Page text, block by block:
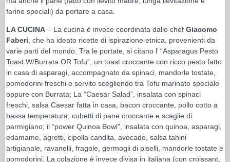
farine speciali) da portare a casa.
LA CUCINA – La cucina è invece coordinata dallo chef Giacomo
Faberi , che ha ideato ricette di ispirazione etnica, provenienti da
varie parti del mondo. Tra le portate, si citano l’ “Asparagus Pesto
Toast W/Burrata OR Tofu”, un toast croccante con ricco pesto fatto
in casa di asparagi, accompagnato da spinaci, mandorle tostate,
pomodorini freschi e servito scegliendo tra Tofu marinato speciale
oppure con Burrata; La “Caesar Salad”, insalata con spinaci
freschi, salsa Caesar fatta in casa, bacon croccante, pollo cotto a
bassa temperatura, cubetti di pane croccante e scaglie di
parmigiano; il “power Quinoa Bowl”, insalata con quinoa, asparagi,
edamame, agretti, cipolla candita, avocado, salsa tahini
artigianale, ravanelli, fragole, germogli di piselli, mandorle tostate e
pomodorini. La colazione è invece divisa in italiana (con croissant,